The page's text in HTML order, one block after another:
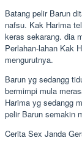
Batang pelir Barun
nafsu. Kak Harima
keras sekarang. dia
Perlahan-lahan Kak
mengurutnya.
Barun yg sedangg
bermimpi mula
Harima yg sedangg
pelir Barun semakin
Cerita Sex Janda